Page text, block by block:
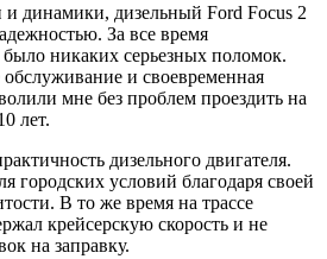
динамики, дизельный Ford Focus 2
За все время
никаких серьезных поломок.
обслуживание и своевременная
мне без проблем проездить на
лет.
дизельного двигателя.
городских условий благодаря своей
В то же время на трассе
крейсерскую скорость и не
на заправку.